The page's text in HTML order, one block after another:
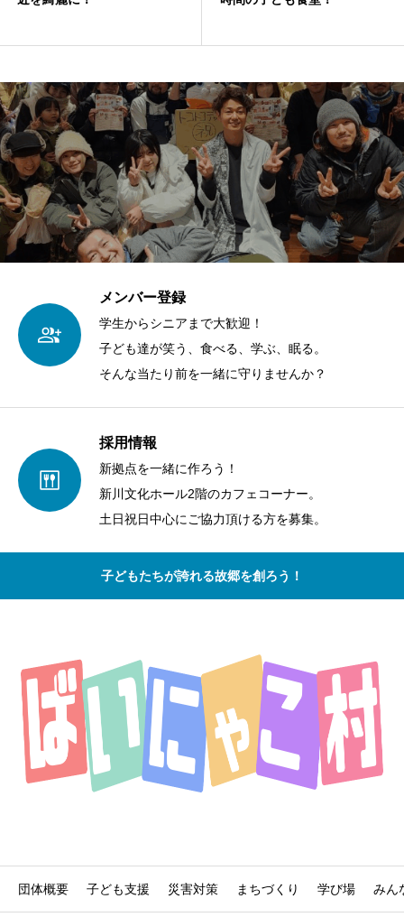
メンバー登録
学生からシニアまで大歓迎！
子ども達が笑う、食べる、学ぶ、眠る。
そんな当たり前を一緒に守りませんか？
採用情報
新拠点を一緒に作ろう！
新川文化ホール2階のカフェコーナー。
土日祝日中心にご協力頂ける方を募集。
子どもたちが誇れる故郷を創ろう！
団体概要 子ども支援 災害対策 まちづくり 学び場 みん